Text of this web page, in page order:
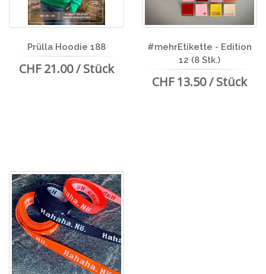
Prülla Hoodie 188
CHF 21.00 / Stück
#mehrEtikette - Edition
12 (8 Stk.)
CHF 13.50 / Stück